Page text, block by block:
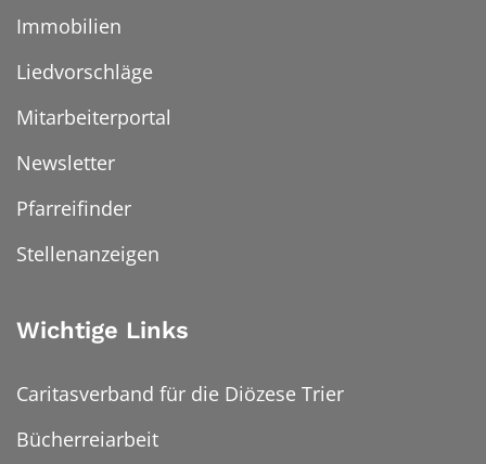
Immobilien
Liedvorschläge
Mitarbeiterportal
Newsletter
Pfarreifinder
Stellenanzeigen
Wichtige Links
Caritasverband für die Diözese Trier
Bücherreiarbeit